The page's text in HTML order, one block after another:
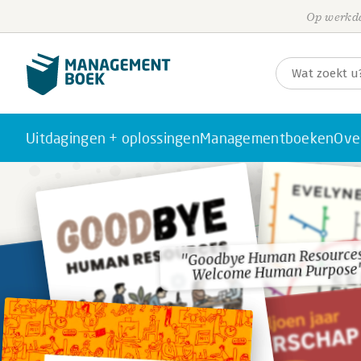
Op
Uitdagingen + oplossingenManagementboeken
"Goodbye Human
Welcome Human
"Goodbye Human
Welcome Human